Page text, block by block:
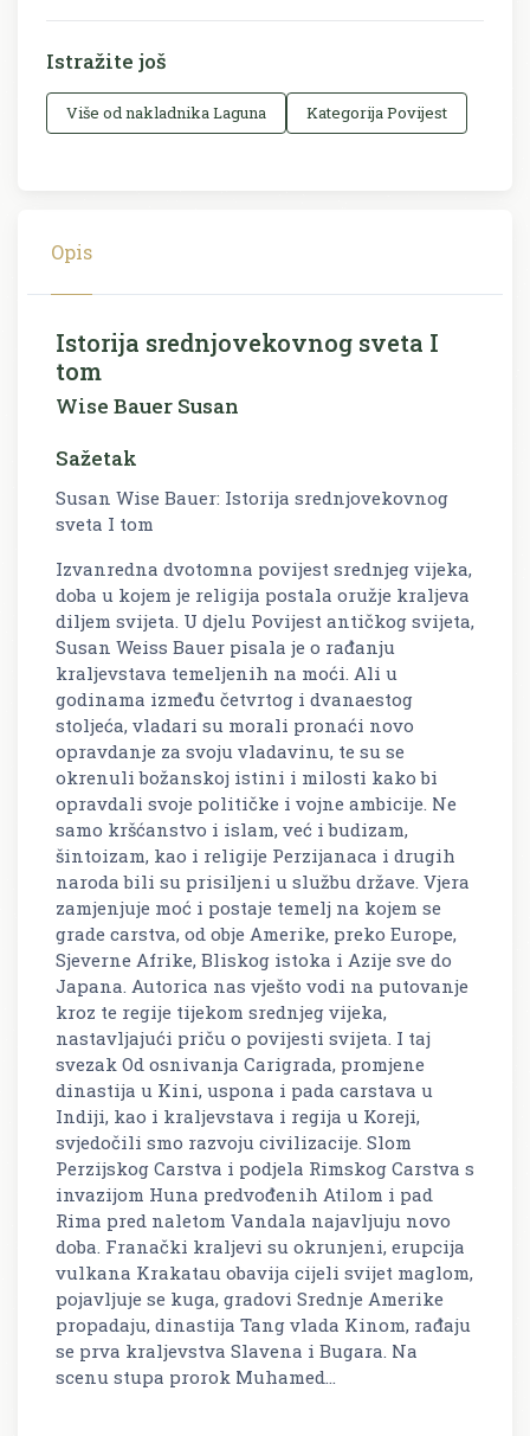
Istražite još
Više od nakladnika Laguna Kategorija Povijest
Opis
Istorija srednjovekovnog sveta I
tom
Wise Bauer Susan
Sažetak
Susan Wise Bauer: Istorija srednjovekovnog
sveta I tom
Izvanredna dvotomna povijest srednjeg vijeka,
doba u kojem je religija postala oružje kraljeva
diljem svijeta. U djelu Povijest antičkog svijeta,
Susan Weiss Bauer pisala je o rađanju
kraljevstava temeljenih na moći. Ali u
godinama između četvrtog i dvanaestog
stoljeća, vladari su morali pronaći novo
opravdanje za svoju vladavinu, te su se
okrenuli božanskoj istini i milosti kako bi
opravdali svoje političke i vojne ambicije. Ne
samo kršćanstvo i islam, već i budizam,
šintoizam, kao i religije Perzijanaca i drugih
naroda bili su prisiljeni u službu države. Vjera
zamjenjuje moć i postaje temelj na kojem se
grade carstva, od obje Amerike, preko Europe,
Sjeverne Afrike, Bliskog istoka i Azije sve do
Japana. Autorica nas vješto vodi na putovanje
kroz te regije tijekom srednjeg vijeka,
nastavljajući priču o povijesti svijeta. I taj
svezak Od osnivanja Carigrada, promjene
dinastija u Kini, uspona i pada carstava u
Indiji, kao i kraljevstava i regija u Koreji,
svjedočili smo razvoju civilizacije. Slom
Perzijskog Carstva i podjela Rimskog Carstva s
invazijom Huna predvođenih Atilom i pad
Rima pred naletom Vandala najavljuju novo
doba. Franački kraljevi su okrunjeni, erupcija
vulkana Krakatau obavija cijeli svijet maglom,
pojavljuje se kuga, gradovi Srednje Amerike
propadaju, dinastija Tang vlada Kinom, rađaju
se prva kraljevstva Slavena i Bugara. Na
scenu stupa prorok Muhamed...